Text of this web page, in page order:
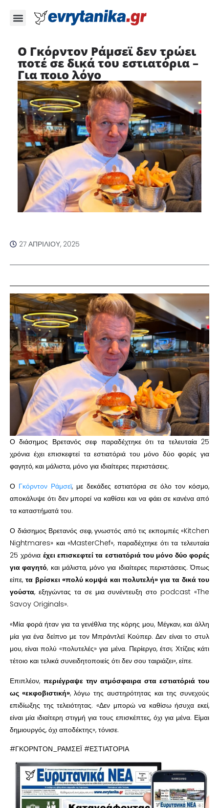
O Γκόρντον Ράμσεϊ δεν τρώει
ποτέ σε δικά του εστιατόρια –
Για ποιο λόγο
27 ΑΠΡΙΛΊΟΥ, 2025
Ο διάσημος Βρετανός σεφ παραδέχτηκε ότι τα τελευταία 25
χρόνια έχει επισκεφτεί τα εστιατόριά του μόνο δύο φορές για
φαγητό, και μάλιστα, μόνο για ιδιαίτερες περιστάσεις.
Ο Γκόρντον Ράμσεϊ, με δεκάδες εστιατόρια σε όλο τον κόσμο,
αποκάλυψε ότι δεν μπορεί να καθίσει και να φάει σε κανένα από
τα καταστήματά του.
Ο διάσημος Βρετανός σεφ, γνωστός από τις εκπομπές «Kitchen
Nightmares» και «MasterChef», παραδέχτηκε ότι τα τελευταία
25 χρόνιαέχει επισκεφτεί τα εστιατόριά του μόνο δύο φορές
για φαγητό, και μάλιστα, μόνο για ιδιαίτερες περιστάσεις. Όπως
είπε,τα βρίσκει «πολύ κομψά και πολυτελή» για τα δικά του
γούστα, εξηγώντας τα σε μια συνέντευξη στο podcast «The
Savoy Originals».
«Μία φορά ήταν για τα γενέθλια της κόρης μου, Μέγκαν, και άλλη
μία για ένα δείπνο με τον Μπράντλεϊ Κούπερ. Δεν είναι το στυλ
μου, είναι πολύ «πολυτελές» για μένα. Περίεργο, έτσι; Χτίζεις κάτι
τέτοιο και τελικά συνειδητοποιείς ότι δεν σου ταιριάζει», είπε.
Επιπλέον, περιέγραψε την ατμόσφαιρα στα εστιατόριά του
ως «εκφοβιστική», λόγω της αυστηρότητας και της συνεχούς
επιδίωξης της τελειότητας. «Δεν μπορώ να καθίσω ήσυχα εκεί,
είναι μία ιδιαίτερη στιγμή για τους επισκέπτες, όχι για μένα. Είμαι
δημιουργός, όχι αποδέκτης», τόνισε.
#ΓΚΟΡΝΤΟΝ_ΡΑΜΣΕΪ #ΕΣΤΙΑΤΟΡΙΑ